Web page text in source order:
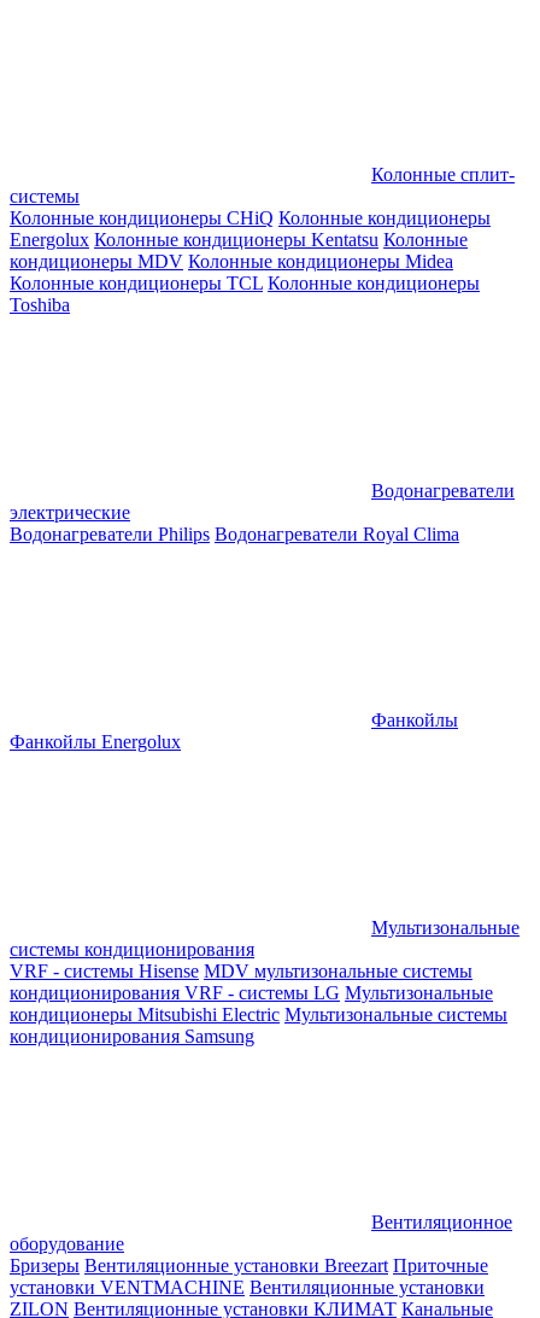
Колонные сплит-
системы
Колонные кондиционеры CHiQ Колонные кондиционеры
Energolux Колонные кондиционеры Kentatsu Колонные
кондиционеры MDV Колонные кондиционеры Midea
Колонные кондиционеры TCL Колонные кондиционеры
Toshiba
Водонагреватели
электрические
Водонагреватели Philips Водонагреватели Royal Clima
Фанкойлы
Фанкойлы Energolux
Мультизональные
системы кондиционирования
VRF - системы Hisense MDV мультизональные системы
кондиционирования VRF - системы LG Мультизональные
кондиционеры Mitsubishi Electric Мультизональные системы
кондиционирования Samsung
Вентиляционное
оборудование
Бризеры Вентиляционные установки Breezart Приточные
установки VENTMACHINE Вентиляционные установки
ZILON Вентиляционные установки КЛИМАТ Канальные